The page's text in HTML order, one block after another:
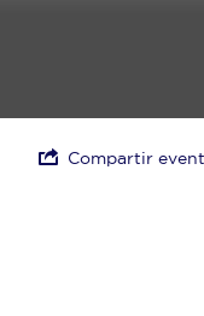
Compartir